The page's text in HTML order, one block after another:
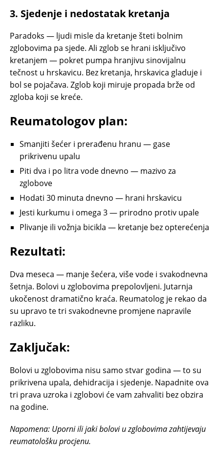
3. Sjedenje i nedostatak kretanja
Paradoks — ljudi misle da kretanje šteti bolnim
zglobovima pa sjede. Ali zglob se hrani isključivo
kretanjem — pokret pumpa hranjivu sinovijalnu
tečnost u hrskavicu. Bez kretanja, hrskavica gladuje i
bol se pojačava. Zglob koji miruje propada brže od
zgloba koji se kreće.
Reumatologov plan:
Smanjiti šećer i prerađenu hranu — gase
prikrivenu upalu
Piti dva i po litra vode dnevno — mazivo za
zglobove
Hodati 30 minuta dnevno — hrani hrskavicu
Jesti kurkumu i omega 3 — prirodno protiv upale
Plivanje ili vožnja bicikla — kretanje bez opterećenja
Rezultati:
Dva meseca — manje šećera, više vode i svakodnevna
šetnja. Bolovi u zglobovima prepolovljeni. Jutarnja
ukočenost dramatično kraća. Reumatolog je rekao da
su upravo te tri svakodnevne promjene napravile
razliku.
Zaključak:
Bolovi u zglobovima nisu samo stvar godina — to su
prikrivena upala, dehidracija i sjedenje. Napadnite ova
tri prava uzroka i zglobovi će vam zahvaliti bez obzira
na godine.
Napomena: Uporni ili jaki bolovi u zglobovima zahtijevaju
reumatološku procjenu.